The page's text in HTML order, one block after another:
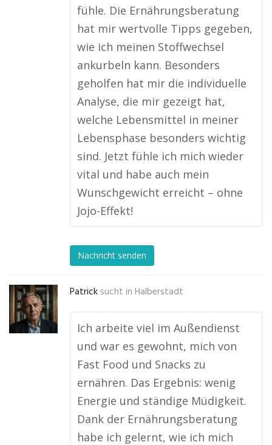
fühle. Die Ernährungsberatung
hat mir wertvolle Tipps gegeben,
wie ich meinen Stoffwechsel
ankurbeln kann. Besonders
geholfen hat mir die individuelle
Analyse, die mir gezeigt hat,
welche Lebensmittel in meiner
Lebensphase besonders wichtig
sind. Jetzt fühle ich mich wieder
vital und habe auch mein
Wunschgewicht erreicht – ohne
Jojo-Effekt!
Nachricht senden
Patrick sucht in Halberstadt
Ich arbeite viel im Außendienst
und war es gewohnt, mich von
Fast Food und Snacks zu
ernähren. Das Ergebnis: wenig
Energie und ständige Müdigkeit.
Dank der Ernährungsberatung
habe ich gelernt, wie ich mich